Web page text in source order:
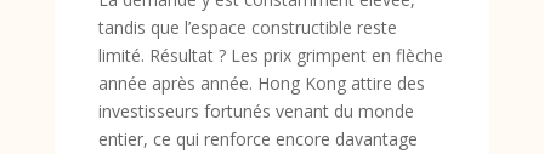
tandis que l’espace constructible reste
limité. Résultat ? Les prix grimpent en flèche
année après année. Hong Kong attire des
investisseurs fortunés venant du monde
entier, ce qui renforce encore davantage